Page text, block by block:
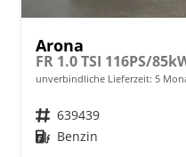
Arona
FR 1.0 TSI 116PS/
unverbindliche Lieferzeit: 5
Fahrzeugnr. 639439
Kraftstoff Benzin